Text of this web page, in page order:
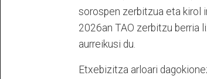
sorospen zerbitzua eta kirol
2026an TAO zerbitzu berria
aurreikusi du.
Etxebizitza arloari